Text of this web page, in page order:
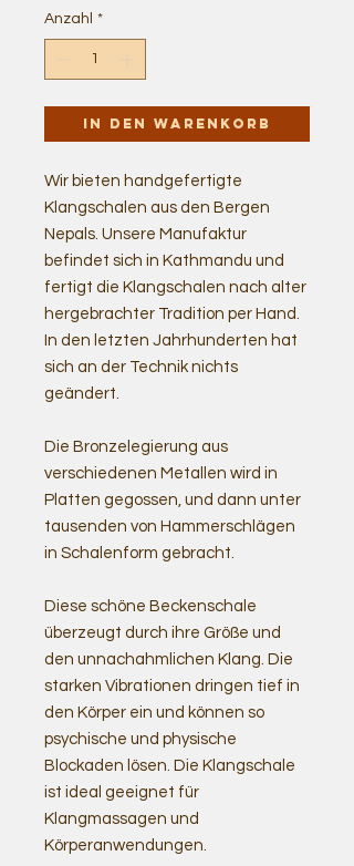
Anzahl *
In den Warenkorb
Wir bieten handgefertigte
Klangschalen aus den Bergen
Nepals. Unsere Manufaktur
befindet sich in Kathmandu und
fertigt die Klangschalen nach alter
hergebrachter Tradition per Hand.
In den letzten Jahrhunderten hat
sich an der Technik nichts
geändert.
Die Bronzelegierung aus
verschiedenen Metallen wird in
Platten gegossen, und dann unter
tausenden von Hammerschlägen
in Schalenform gebracht.
Diese schöne Beckenschale
überzeugt durch ihre Größe und
den unnachahmlichen Klang. Die
starken Vibrationen dringen tief in
den Körper ein und können so
psychische und physische
Blockaden lösen. Die Klangschale
ist ideal geeignet für
Klangmassagen und
Körperanwendungen.